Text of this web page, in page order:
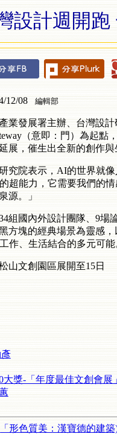
設計週開
12/08 編輯部
業發展署主辦、台灣設
（意即：門）為起
展，催生出全新的創作與
究院表示，AI的世界就
超能力，它需要我們的
源。」
組國內外設計團隊、9場
方塊的經典場景為靈感
作、生活結合的多元可能
山文創園區展開至15日
大獎-「年度最佳文創會
「形色質美：漢寶德的建築